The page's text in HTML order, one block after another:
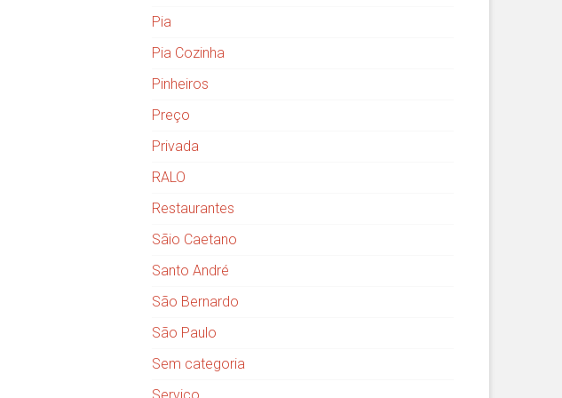
Pia
Pia Cozinha
Pinheiros
Preço
Privada
RALO
Restaurantes
Sãio Caetano
Santo André
São Bernardo
São Paulo
Sem categoria